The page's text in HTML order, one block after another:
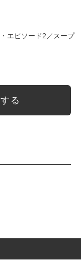
エピソード2／スープ
る